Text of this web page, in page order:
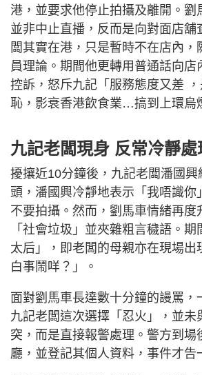
港，並要求他停止拍攝及離開。劉
並非中止直播，反而是向對面店舖
闆其實在港，只是暫時不在店內，
員理論。期間他更轉用普通話向店
控訴，怒斥九記「服務態度又差
恥，影衰香港飲食業…搞到上環烏
九記老闆現身 反常冷靜處
擾攘近10分鐘後，九記老闆潘國
頭，潘國興冷靜地表示「我唔識你
不要拍攝。然而，劉馬車情緒再度
「社會垃圾」並夾雜粗言穢語。
太后」，即老闆的母親亦在現場出
白事鬧咩？」。
面對劉馬車長達數十分鐘的謾罵，
九記老闆這次選擇「忍火」，並未
突，而是直接報警處理。警方到場
廳，並登記其個人資料，事件才告